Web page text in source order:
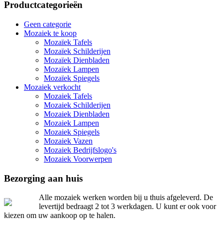
Productcategorieën
Geen categorie
Mozaiek te koop
Mozaïek Tafels
Mozaïek Schilderijen
Mozaïek Dienbladen
Mozaïek Lampen
Mozaïek Spiegels
Mozaiek verkocht
Mozaiek Tafels
Mozaiek Schilderijen
Mozaiek Dienbladen
Mozaiek Lampen
Mozaiek Spiegels
Mozaiek Vazen
Mozaiek Bedrijfslogo's
Mozaiek Voorwerpen
Bezorging aan huis
Alle mozaiek werken worden bij u thuis afgeleverd. De
levertijd bedraagt 2 tot 3 werkdagen. U kunt er ook voor
kiezen om uw aankoop op te halen.